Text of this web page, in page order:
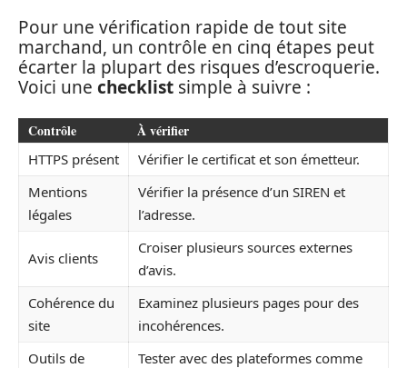
Pour une vérification rapide de tout site
marchand, un contrôle en cinq étapes peut
écarter la plupart des risques d’escroquerie.
Voici une checklist simple à suivre :
Contrôle À vérifier
HTTPS présent
Vérifier le certificat et son émetteur.
Mentions
légales
Vérifier la présence d’un SIREN et
l’adresse.
Avis clients
Croiser plusieurs sources externes
d’avis.
Cohérence du
site
Examinez plusieurs pages pour des
incohérences.
Outils de
Tester avec des plateformes comme